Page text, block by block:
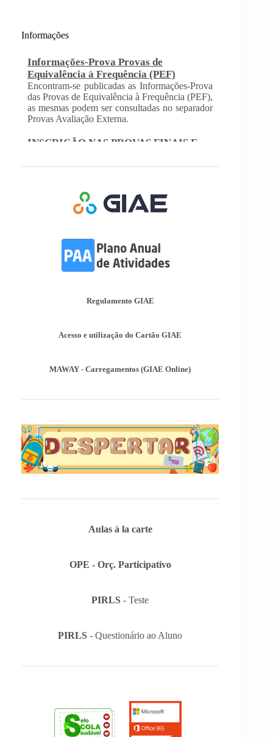
Informações
Informações-Prova Provas de
Equivalência à Frequência (PEF)
Encontram-se publicadas as Informações-Prova
das Provas de Equivalência à Frequência (PEF),
as mesmas podem ser consultadas no separador
Provas Avaliação Externa.
INSCRIÇÃO NAS PROVAS FINAIS E
prazos para inscrição nas provas finais e nas
provas de equivalência à frequência, para
Afixação das Pautas de Avaliação dos 2º
e 3º Ciclos do Ensino Básico
Nos termos do Artigo 36º da Portaria nº 223-
3º Período dos 2º e 3º Ciclos do Ensino Básico.
Equivalência à Frequência (PEF)
as mesmas podem ser consultadas no separador
Regulamento GIAE
Acesso e utilização do Cartão GIAE
MAWAY - Carregamentos (GIAE Online)
Aulas à la carte
OPE - Orç. Participativo
PIRLS - Teste
PIRLS - Questionário ao Aluno